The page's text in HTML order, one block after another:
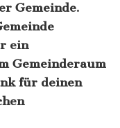
Gemeinde.
ein
Gemeinderaum
für deinen